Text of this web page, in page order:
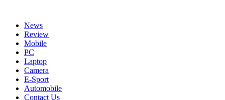
contentNews
Review
Mobile
PC
Laptop
Camera
E-Sport
Automobile
Contact Us